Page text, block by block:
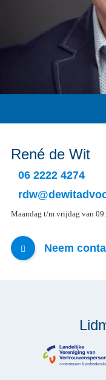
René de Wit
06 2222 4274
Maandag t/m vrijdag van
Neem